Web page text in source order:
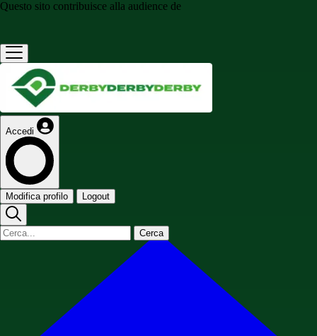
Questo sito contribuisce alla audience de
Accedi
Modifica profilo Logout
Cerca